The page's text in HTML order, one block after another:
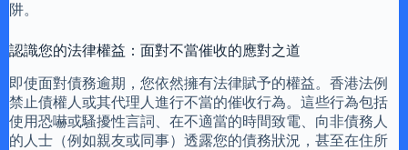
阱。
認識您的法律權益：面對不當催收的應對之道
即使面對債務逾期，您依然擁有法律賦予的權益。香港法例
禁止債權人或其代理人進行不當的催收行為。這些行為包括
使用恐嚇或騷擾性言詞、在不適當的時間致電、向非債務人
的人士（例如親友或同事）透露您的債務狀況，甚至在住所